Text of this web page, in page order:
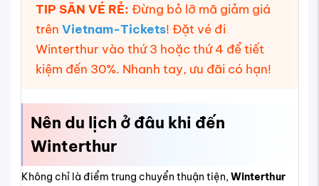
TIP SĂN VÉ RẺ: Đừng bỏ lỡ mã giảm giá
trên Vietnam-Tickets! Đặt vé đi
Winterthur vào thứ 3 hoặc thứ 4 để tiết
kiệm đến 30%. Nhanh tay, ưu đãi có hạn!
Nên du lịch ở đâu khi đến
Winterthur
Không chỉ là điểm trung chuyển thuận tiện,Winterthur